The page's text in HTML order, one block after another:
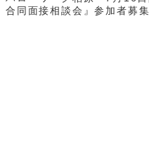
合同面接相談会』参加者募集